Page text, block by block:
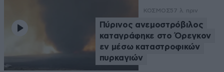
ΚΟΣΜΟΣ57 λ. πριν
Πύρινος ανεμοστρόβιλος
καταγράφηκε στο Όρεγκον
εν μέσω καταστροφικών
πυρκαγιών